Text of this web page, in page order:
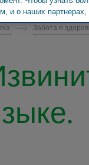
Забота о
и о наших партнерах,